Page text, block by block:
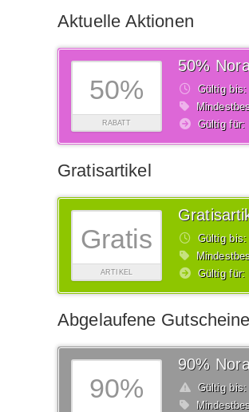
Aktuelle Aktionen
50%
RABATT
50%
Gültig bis:
Gültig für:
Gratisartikel
Gratis
ARTIKEL
Gültig bis:
Gültig für:
Abgelaufene Gutscheine
90%
90%
Gültig bis: